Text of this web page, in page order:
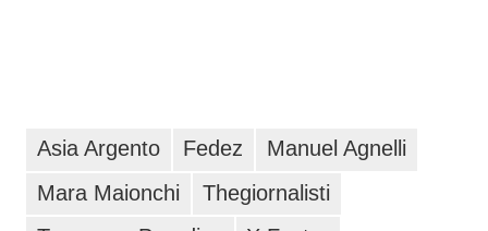
Asia Argento Fedez
Manuel Agnelli
Mara Maionchi
Thegiornalisti